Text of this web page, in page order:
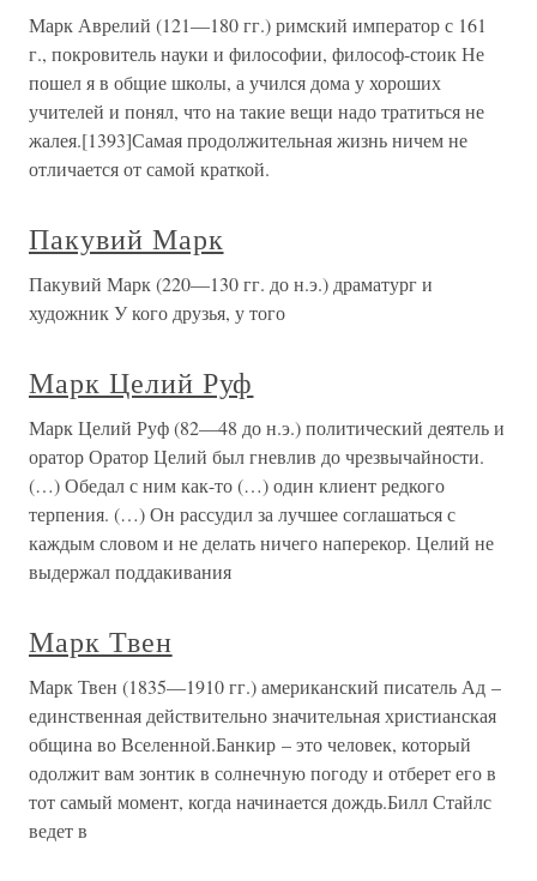
Марк Аврелий (121—180 гг.) римский император с 161
г., покровитель науки и философии, философ-стоик Не
пошел я в общие школы, а учился дома у хороших
учителей и понял, что на такие вещи надо тратиться не
жалея.[1393]Самая продолжительная жизнь ничем не
отличается от самой краткой.
Пакувий Марк
Пакувий Марк (220—130 гг. до н.э.) драматург и
художник У кого друзья, у того
Марк Целий Руф
Марк Целий Руф (82—48 до н.э.) политический деятель и
оратор Оратор Целий был гневлив до чрезвычайности.
(…) Обедал с ним как-то (…) один клиент редкого
терпения. (…) Он рассудил за лучшее соглашаться с
каждым словом и не делать ничего наперекор. Целий не
выдержал поддакивания
Марк Твен
Марк Твен (1835—1910 гг.) американский писатель Ад –
единственная действительно значительная христианская
община во Вселенной.Банкир – это человек, который
одолжит вам зонтик в солнечную погоду и отберет его в
тот самый момент, когда начинается дождь.Билл Стайлс
ведет в